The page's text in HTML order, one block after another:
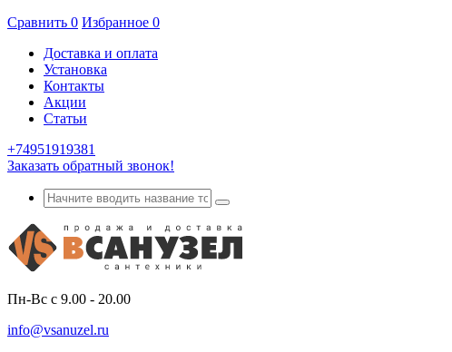
Сравнить 0 Избранное 0
Доставка и оплата
Установка
Контакты
Акции
Статьи
+74951919381
Заказать обратный звонок!
Пн-Вс с 9.00 - 20.00
info@vsanuzel.ru